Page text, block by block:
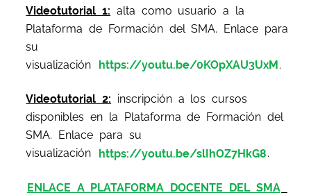
Videotutorial 1: alta como usuario a la
Plataforma de Formación del SMA. Enlace para
su
visualización
https://youtu.be/0KOpXAU3UxM.
Videotutorial 2: inscripción a los cursos
disponibles en la Plataforma de Formación del
SMA. Enlace para su
visualización
https://youtu.be/slIhOZ7HkG8.
ENLACE A PLATAFORMA DOCENTE DEL SMA